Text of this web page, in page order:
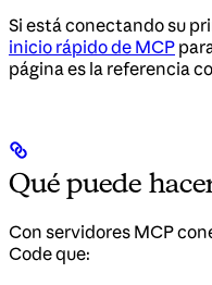
Si está conectando su
inicio rápido de MCP
página es la referencia
Qué puede
Con servidores MCP
Code que: